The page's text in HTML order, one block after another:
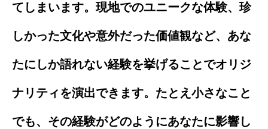
てしまいます。現地でのユニークな体験、珍
しかった文化や意外だった価値観など、あな
たにしか語れない経験を挙げることでオリジ
ナリティを演出できます。たとえ小さなこと
でも、その経験がどのようにあなたに影響し